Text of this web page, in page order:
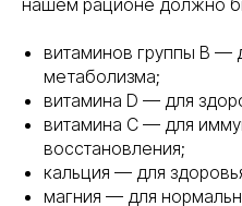
витаминов группы B —
метаболизма;
витамина D — для
витамина C — для
восстановления;
кальция — для
магния — для